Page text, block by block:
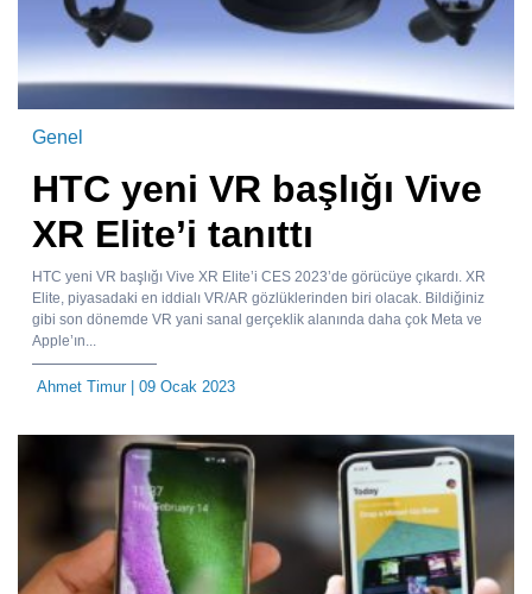
Genel
HTC yeni VR başlığı Vive
XR Elite’i tanıttı
HTC yeni VR başlığı Vive XR Elite’i CES 2023’de görücüye çıkardı. XR
Elite, piyasadaki en iddialı VR/AR gözlüklerinden biri olacak. Bildiğiniz
gibi son dönemde VR yani sanal gerçeklik alanında daha çok Meta ve
Apple’ın...
Ahmet Timur| 09 Ocak 2023